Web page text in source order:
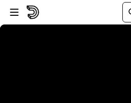
プレイヤーにスキップ
メインコンテンツにスキップ